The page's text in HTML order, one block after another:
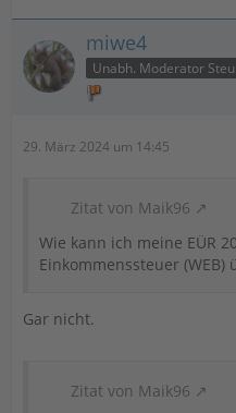
miwe4
29. März 2024 um 14:45
Zitat von Maik96
Wie kann ich meine EÜR
Einkommenssteuer (WEB)
Gar nicht.
Zitat von Maik96